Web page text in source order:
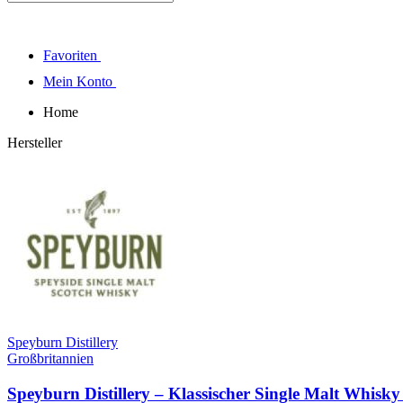
Favoriten
Mein Konto
Home
Hersteller
Speyburn Distillery
Großbritannien
Speyburn Distillery – Klassischer Single Malt Whisky